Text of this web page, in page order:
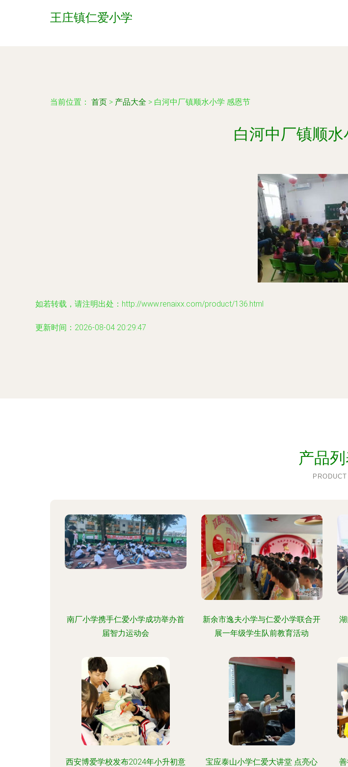
王庄镇仁爱小学
当前位置： 首页 > 产品大全 > 白河中厂镇顺水小学 感恩节
白河中厂镇顺
如若转载，请注明出处：http://www.renaixx.com/product/136.html
更新时间：2026-08-04 20:29:47
产品
PRODUCT
南厂小学携手仁爱小学成功举办首
届智力运动会
新余市逸夫小学与仁爱小学联合开
展一年级学生队前教育活动
西安博爱学校发布2024年小升初意
宝应泰山小学仁爱大讲堂 点亮心